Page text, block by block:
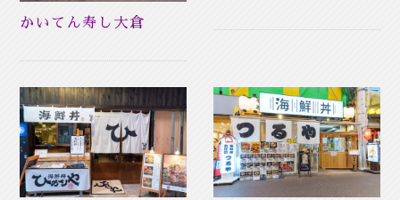
かいてん寿し大倉